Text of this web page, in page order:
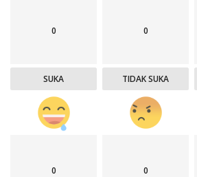
0
SUKA
0
TIDAK SUKA
0 0